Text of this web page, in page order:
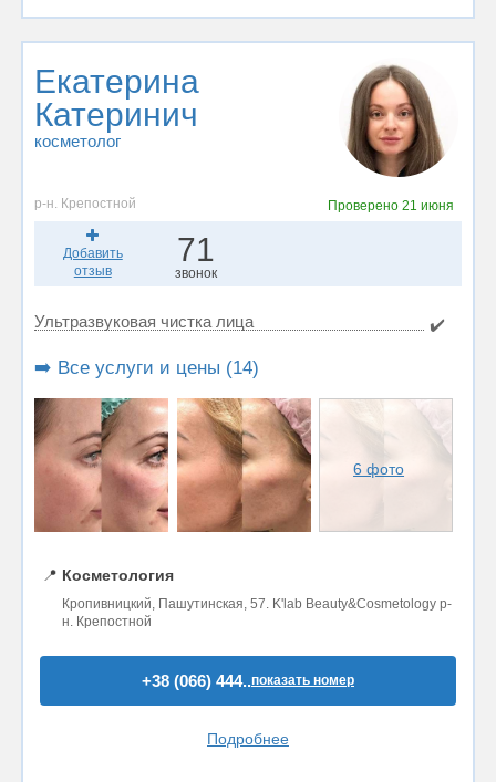
Екатерина
Катеринич
косметолог
р-н. Крепостной Проверено 21 июня
Добавить
отзыв
71
звонок
Ультразвуковая чистка лица ✔️
➡️ Все услуги и цены (14)
6 фото
📍 Косметология
Кропивницкий, Пашутинская, 57. K'lab Beauty&Cosmetology р-
н. Крепостной
+38 (066) 444..показать номер
Подробнее